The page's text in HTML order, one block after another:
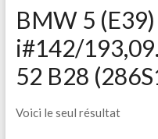
BMW 5
i#142/
52 B28
Voici le seul résultat